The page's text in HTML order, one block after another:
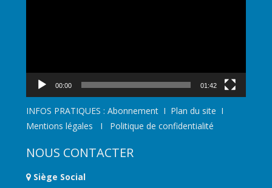
00:00 01:42
INFOS PRATIQUES : Abonnement I Plan du site I
Mentions légales I Politique de confidentialité
NOUS CONTACTER
Siège Social